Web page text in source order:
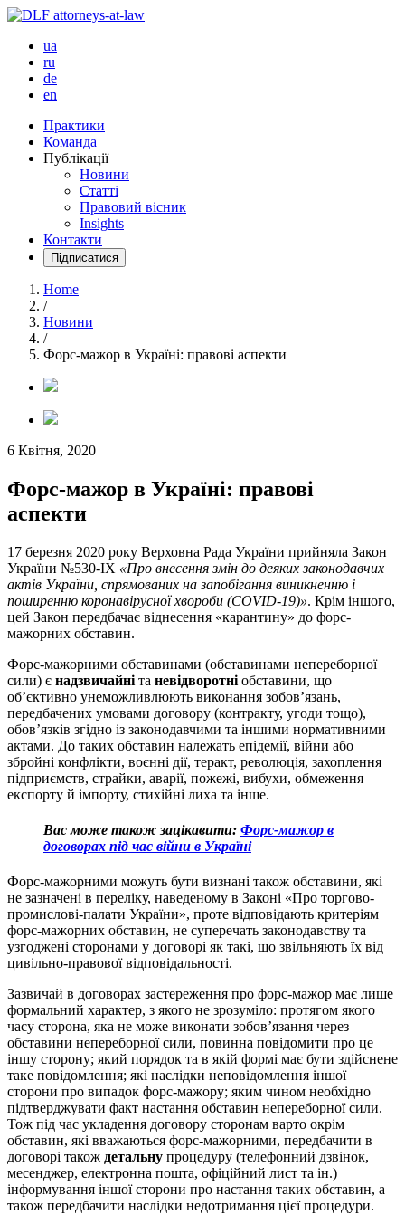
ua
ru
de
en
Практики
Команда
Публікації
Новини
Статті
Правовий вісник
Insights
Контакти
Підписатися
Home
/
Новини
/
Форс-мажор в Україні: правові аспекти
6 Квітня, 2020
Форс-мажор в Україні: правові
аспекти
17 березня 2020 року Верховна Рада України прийняла Закон
України №530-ІХ «Про внесення змін до деяких законодавчих
актів України, спрямованих на запобігання виникненню і
поширенню коронавірусної хвороби (COVID-19)». Крім іншого,
цей Закон передбачає віднесення «карантину» до форс-
мажорних обставин.
Форс-мажорними обставинами (обставинами непереборної
сили) є надзвичайні та невідворотні обставини, що
об’єктивно унеможливлюють виконання зобов’язань,
передбачених умовами договору (контракту, угоди тощо),
обов’язків згідно із законодавчими та іншими нормативними
актами. До таких обставин належать епідемії, війни або
збройні конфлікти, воєнні дії, теракт, революція, захоплення
підприємств, страйки, аварії, пожежі, вибухи, обмеження
експорту й імпорту, стихійні лиха та інше.
Вас може також зацікавити: Форс-мажор в
договорах під час війни в Україні
Форс-мажорними можуть бути визнані також обставини, які
не зазначені в переліку, наведеному в Законі «Про торгово-
промислові-палати України», проте відповідають критеріям
форс-мажорних обставин, не суперечать законодавству та
узгоджені сторонами у договорі як такі, що звільняють їх від
цивільно-правової відповідальності.
Зазвичай в договорах застереження про форс-мажор має лише
формальний характер, з якого не зрозуміло: протягом якого
часу сторона, яка не може виконати зобов’язання через
обставини непереборної сили, повинна повідомити про це
іншу сторону; який порядок та в якій формі має бути здійснене
таке повідомлення; які наслідки неповідомлення іншої
сторони про випадок форс-мажору; яким чином необхідно
підтверджувати факт настання обставин непереборної сили.
Тож під час укладення договору сторонам варто окрім
обставин, які вважаються форс-мажорними, передбачити в
договорі також детальну процедуру (телефонний дзвінок,
месенджер, електронна пошта, офіційний лист та ін.)
інформування іншої сторони про настання таких обставин, а
також передбачити наслідки недотримання цієї процедури.